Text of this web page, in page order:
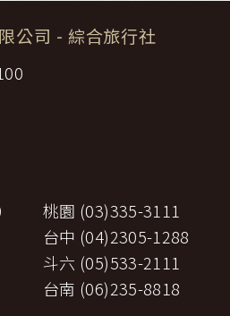
公司 - 綜合旅行社
桃園 (03)335-3111
台中 (04)2305-1288
斗六 (05)533-2111
台南 (06)235-8818